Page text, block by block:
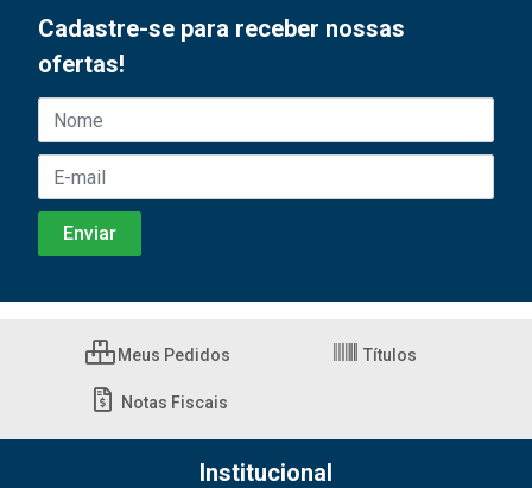
Cadastre-se para receber nossas
ofertas!
Meus Pedidos Títulos
Notas Fiscais
Institucional